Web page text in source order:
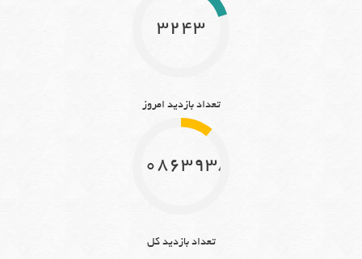
3243
تعداد بازدید امروز
10863938
تعداد بازدید کل